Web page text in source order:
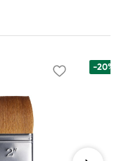
-